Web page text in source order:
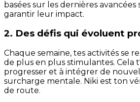
basées sur les dernières
garantir leur impact.
2. Des défis qui évoluent
Chaque semaine, tes activités se
de plus en plus stimulantes. Cela
progresser et à intégrer de
surcharge mentale. Niki est ton
de route.